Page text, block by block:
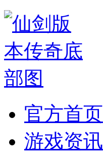
官方首页
游戏资讯